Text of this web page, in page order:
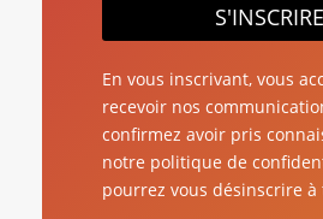
S'INSCRIRE
En vous inscrivant, vous
recevoir nos
confirmez avoir pris
notre politique de
pourrez vous désinscrire